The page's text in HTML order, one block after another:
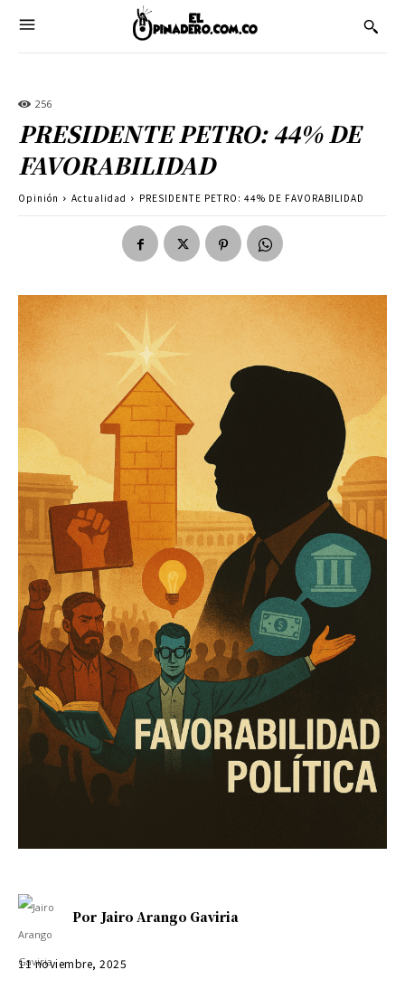
256
PRESIDENTE PETRO: 44% DE
FAVORABILIDAD
Opinión Actualidad PRESIDENTE PETRO: 44% DE FAVORABILIDAD
Por Jairo Arango Gaviria
11 noviembre, 2025